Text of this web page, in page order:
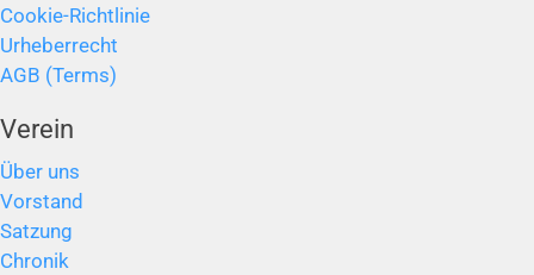
Cookie-Richtlinie
Urheberrecht
AGB (Terms)
Verein
Über uns
Vorstand
Satzung
Chronik